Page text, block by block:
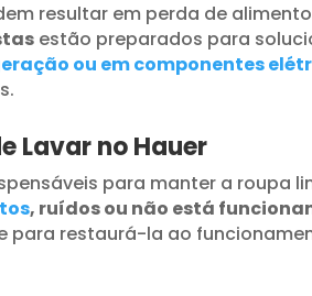
resultar em perda de
estão preparados para
ou em componentes
Lavar no Hauer
para manter a roupa
, ruídos ou não está
para restaurá-la ao